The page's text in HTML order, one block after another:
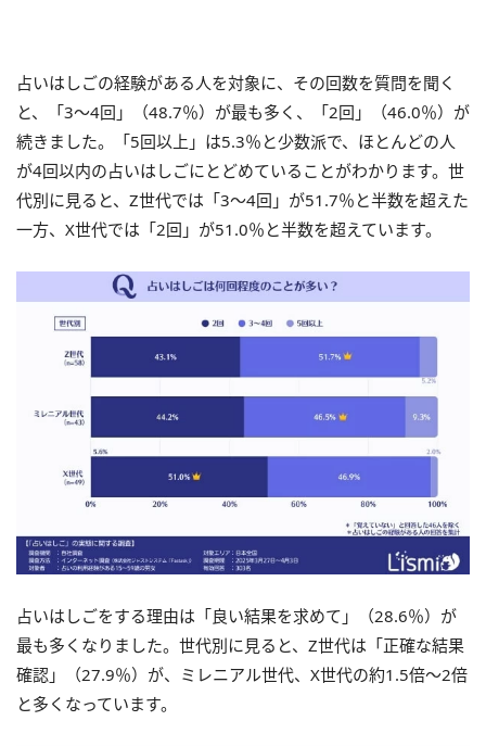
占いはしごの経験がある人を対象に、その回数を質問を聞く
と、「3～4回」（48.7％）が最も多く、「2回」（46.0％）が
続きました。「5回以上」は5.3％と少数派で、ほとんどの人
が4回以内の占いはしごにとどめていることがわかります。世
代別に見ると、Z世代では「3～4回」が51.7％と半数を超えた
一方、X世代では「2回」が51.0％と半数を超えています。
占いはしごをする理由は「良い結果を求めて」（28.6％）が
最も多くなりました。世代別に見ると、Z世代は「正確な結果
確認」（27.9％）が、ミレニアル世代、X世代の約1.5倍～2倍
と多くなっています。